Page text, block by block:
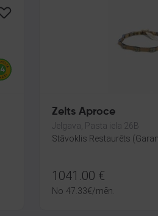
Zelts Aproce
Jelgava, Pasta iela 26B
Stāvoklis Restaurēts
1041.00 €
No 47.33€/mēn.